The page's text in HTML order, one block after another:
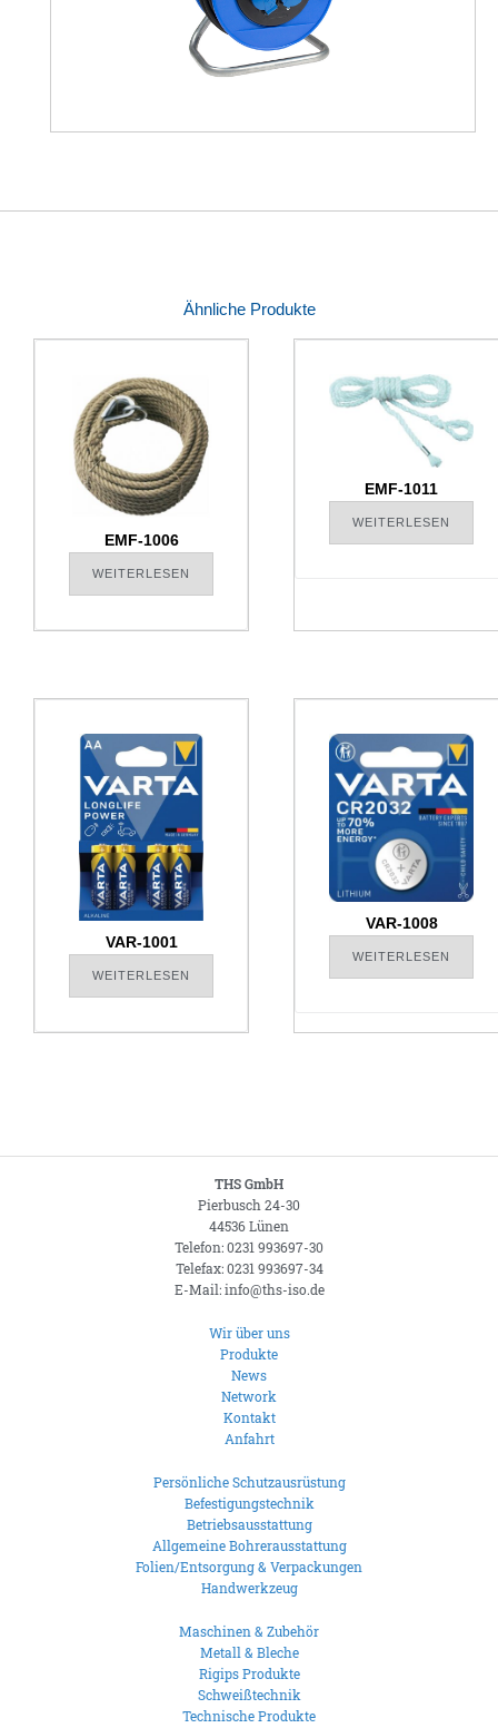
Ähnliche Produkte
EMF-1006
WEITERLESEN
EMF-1011
WEITERLESEN
VAR-1001
WEITERLESEN
VAR-1008
WEITERLESEN
THS GmbH
Pierbusch 24-30
44536 Lünen
Telefon: 0231 993697-30
Telefax: 0231 993697-34
E-Mail: info@ths-iso.de
Wir über uns
Produkte
News
Network
Kontakt
Anfahrt
Persönliche Schutzausrüstung
Befestigungstechnik
Betriebsausstattung
Allgemeine Bohrerausstattung
Folien/Entsorgung & Verpackungen
Handwerkzeug
Maschinen & Zubehör
Metall & Bleche
Rigips Produkte
Schweißtechnik
Technische Produkte